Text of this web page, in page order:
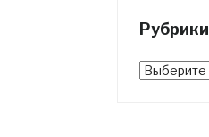
Рубрики
Рубрики